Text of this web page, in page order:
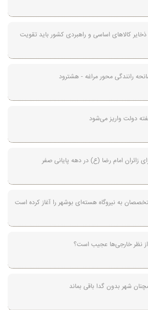
کالاهای اساسی و راهبردی کشور باید تقویت
دولت واریز می‌شود
زائران امام رضا (ع) در دهه پایانی صفر
به نیروگاه هسته‌ای بوشهر را آغاز کرده است
از نظر خارجی‌ها عجیب است؟
شهر بدون گدا باقی بماند